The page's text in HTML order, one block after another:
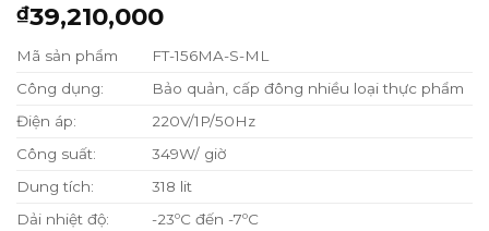
₫39,210,000
Mã sản phẩm
FT-156MA-S-ML
Công dụng:
Bảo quản, cấp đông nhiều loại thực phẩm
Điện áp:
220V/1P/50Hz
Công suất:
349W/ giờ
Dung tích:
318 lit
Dải nhiệt độ:
-23ºC đến -7ºC